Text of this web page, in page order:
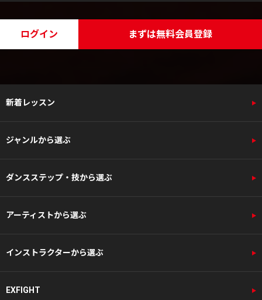
ログイン まずは無料会員登録
新着レッスン
ジャンルから選ぶ
ダンスステップ・技から選ぶ
アーティストから選ぶ
インストラクターから選ぶ
EXFIGHT